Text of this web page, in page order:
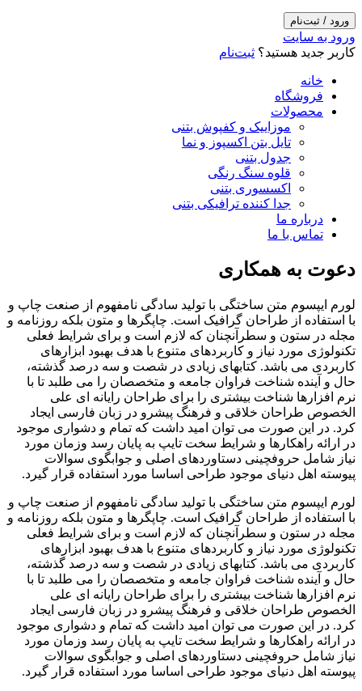
ورود / ثبت‌نام
ورود به سایت
کاربر جدید هستید؟ ثبت‌نام
خانه
فروشگاه
محصولات
موزاییک و کفپوش بتنی
تایل بتن اکسپوز و نما
جدول بتنی
قلوه سنگ رنگی
اکسسوری بتنی
جدا کننده ترافیکی بتنی
درباره ما
تماس با ما
دعوت به همکاری
لورم ایپسوم متن ساختگی با تولید سادگی نامفهوم از صنعت چاپ و
با استفاده از طراحان گرافیک است. چاپگرها و متون بلکه روزنامه و
مجله در ستون و سطرآنچنان که لازم است و برای شرایط فعلی
تکنولوژی مورد نیاز و کاربردهای متنوع با هدف بهبود ابزارهای
کاربردی می باشد. کتابهای زیادی در شصت و سه درصد گذشته،
حال و آینده شناخت فراوان جامعه و متخصصان را می طلبد تا با
نرم افزارها شناخت بیشتری را برای طراحان رایانه ای علی
الخصوص طراحان خلاقی و فرهنگ پیشرو در زبان فارسی ایجاد
کرد. در این صورت می توان امید داشت که تمام و دشواری موجود
در ارائه راهکارها و شرایط سخت تایپ به پایان رسد وزمان مورد
نیاز شامل حروفچینی دستاوردهای اصلی و جوابگوی سوالات
پیوسته اهل دنیای موجود طراحی اساسا مورد استفاده قرار گیرد.
لورم ایپسوم متن ساختگی با تولید سادگی نامفهوم از صنعت چاپ و
با استفاده از طراحان گرافیک است. چاپگرها و متون بلکه روزنامه و
مجله در ستون و سطرآنچنان که لازم است و برای شرایط فعلی
تکنولوژی مورد نیاز و کاربردهای متنوع با هدف بهبود ابزارهای
کاربردی می باشد. کتابهای زیادی در شصت و سه درصد گذشته،
حال و آینده شناخت فراوان جامعه و متخصصان را می طلبد تا با
نرم افزارها شناخت بیشتری را برای طراحان رایانه ای علی
الخصوص طراحان خلاقی و فرهنگ پیشرو در زبان فارسی ایجاد
کرد. در این صورت می توان امید داشت که تمام و دشواری موجود
در ارائه راهکارها و شرایط سخت تایپ به پایان رسد وزمان مورد
نیاز شامل حروفچینی دستاوردهای اصلی و جوابگوی سوالات
پیوسته اهل دنیای موجود طراحی اساسا مورد استفاده قرار گیرد.